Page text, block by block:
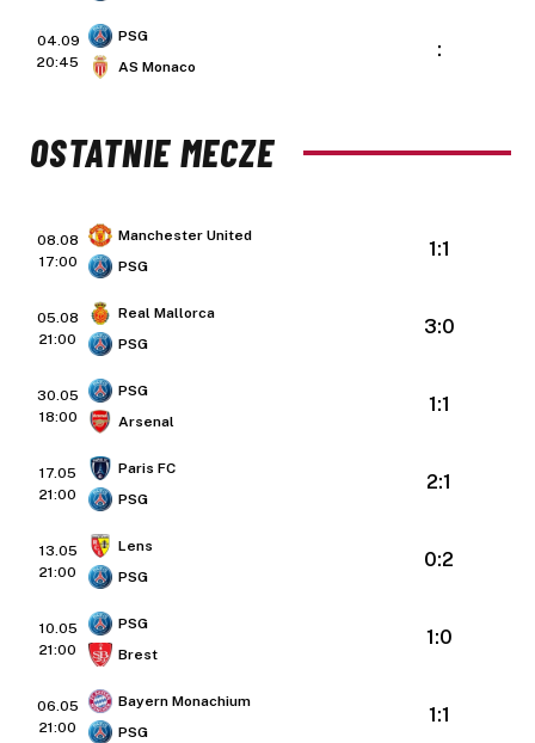
04.09
20:45
PSG
AS Monaco
:
OSTATNIE MECZE
08.08
17:00
Manchester United
PSG
1:1
05.08
21:00
Real Mallorca
PSG
3:0
30.05
18:00
PSG
Arsenal
1:1
17.05
21:00
Paris FC
PSG
2:1
13.05
21:00
Lens
PSG
0:2
10.05
21:00
PSG
Brest
1:0
06.05
21:00
Bayern Monachium
PSG
1:1